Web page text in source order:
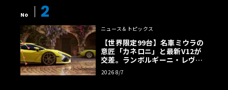
No 2
ニュース＆トピックス
【世界限定99台】名車ミウラの
意匠「カネロニ」と最新V12が
交差。ランボルギーニ・レヴエ
ルトに60周年記念車が登場
2026 8/7